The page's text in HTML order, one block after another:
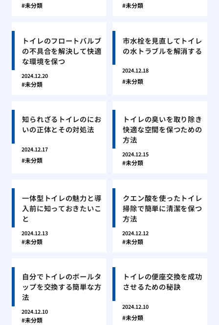
未分類 未分類
トイレのフロートバルブ
の不具合を解決して快適
な環境を保つ
2024.12.20
未分類
市水栓を見直してトイレ
の水トラブルを解消する
2024.12.18
未分類
知られざるトイレのにお
いの正体とその対処法
2024.12.17
未分類
トイレの臭いを取り除き
快適な空間を保つための
方法
2024.12.15
未分類
一体型トイレの魅力と導
入前に知っておきたいこ
と
2024.12.13
未分類
クエン酸を使ったトイレ
掃除で簡単に清潔を保つ
方法
2024.12.12
未分類
自分でトイレのボールタ
ップを交換する簡単な方
法
2024.12.10
未分類
トイレの便座交換を成功
させるための秘訣
2024.12.10
未分類